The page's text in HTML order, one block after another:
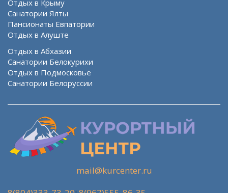
Отдых в Крыму
Санатории Ялты
Пансионаты Евпатории
Отдых в Алуште
Отдых в Абхазии
Санатории Белокурихи
Отдых в Подмосковье
Санатории Белоруссии
mail@kurcenter.ru